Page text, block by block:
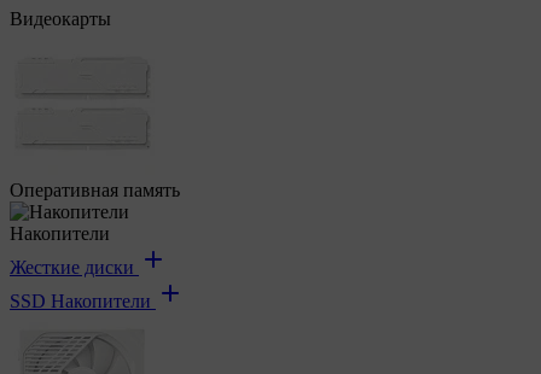
Видеокарты
Оперативная память
Накопители
Жесткие диски
SSD Накопители